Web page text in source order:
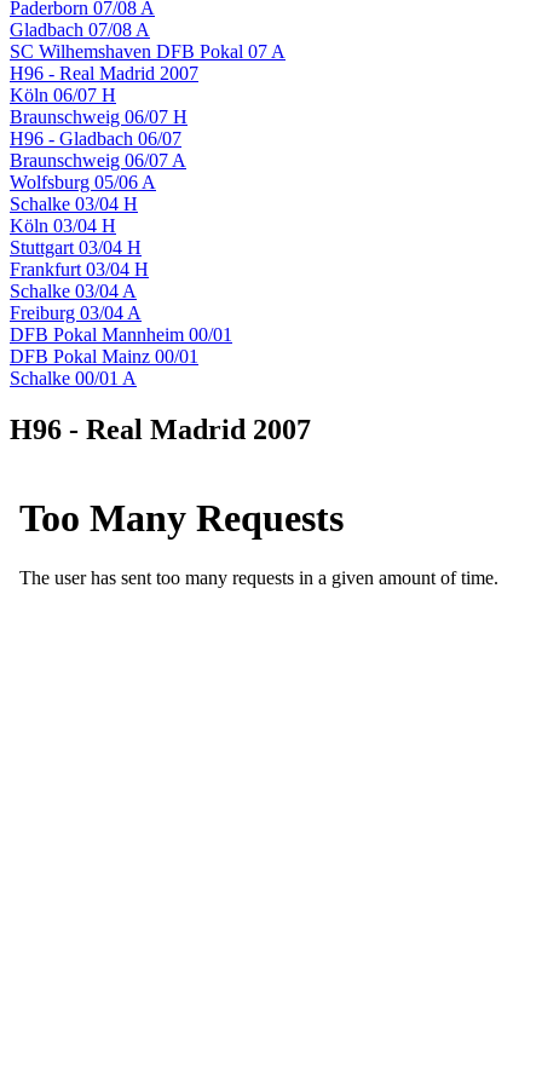
Paderborn 07/08 A
Gladbach 07/08 A
SC Wilhemshaven DFB Pokal 07 A
H96 - Real Madrid 2007
Köln 06/07 H
Braunschweig 06/07 H
H96 - Gladbach 06/07
Braunschweig 06/07 A
Wolfsburg 05/06 A
Schalke 03/04 H
Köln 03/04 H
Stuttgart 03/04 H
Frankfurt 03/04 H
Schalke 03/04 A
Freiburg 03/04 A
DFB Pokal Mannheim 00/01
DFB Pokal Mainz 00/01
Schalke 00/01 A
H96 - Real Madrid 2007